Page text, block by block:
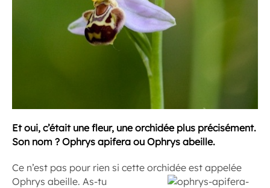
Et oui, c’était une fleur, une orchidée plus précisément.
Son nom ? Ophrys apifera ou Ophrys abeille.
Ce n’est pas pour rien si cette orchidée est appelée
Ophrys abeille. As-tu